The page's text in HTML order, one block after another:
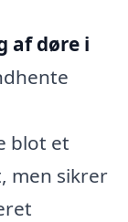
af døre i
blot et
men sikrer